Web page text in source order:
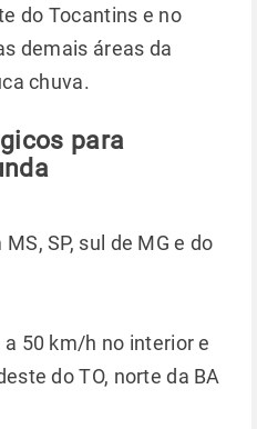
do Tocantins e no
demais áreas da
chuva.
para
SP, sul de MG e do
50 km/h no interior e
do TO, norte da BA